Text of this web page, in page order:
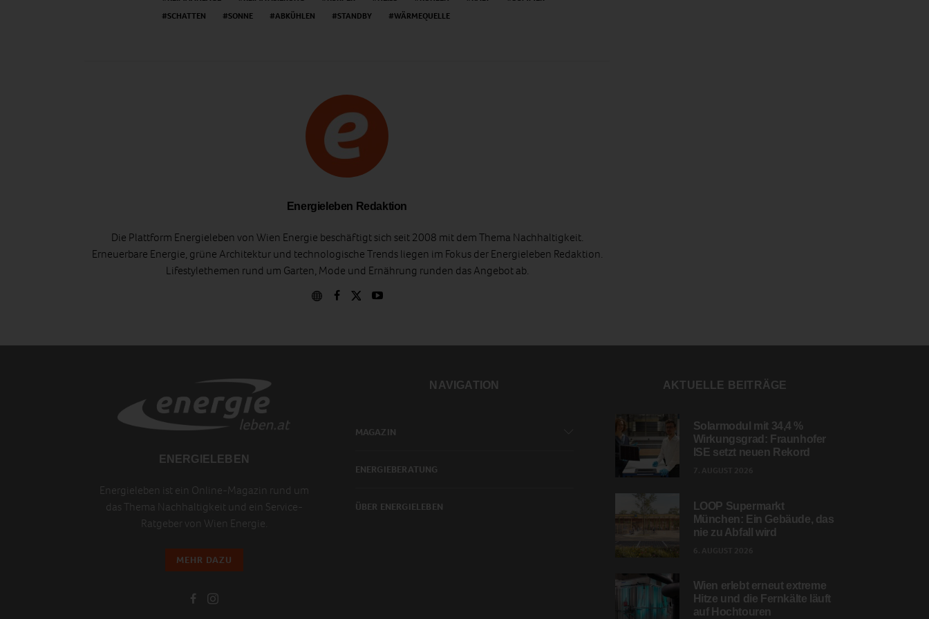
SCHATTEN
SONNE ABKÜHLEN STANDBY WÄRMEQUELLE
Energieleben Redaktion
Die Plattform Energieleben von Wien Energie beschäftigt sich seit 2008 mit dem Thema Nachhaltigkeit.
Erneuerbare Energie, grüne Architektur und technologische Trends liegen im Fokus der Energieleben Redaktion.
Lifestylethemen rund um Garten, Mode und Ernährung runden das Angebot ab.
ENERGIELEBEN
Energieleben ist ein Online-Magazin rund um
das Thema Nachhaltigkeit und ein Service-
Ratgeber von Wien Energie.
MEHR DAZU
NAVIGATION
MAGAZIN
ENERGIEBERATUNG
ÜBER ENERGIELEBEN
AKTUELLE BEITRÄGE
Solarmodul mit 34,4 %
Wirkungsgrad: Fraunhofer
ISE setzt neuen Rekord
LOOP Supermarkt
München: Ein Gebäude, das
nie zu Abfall wird
Wien erlebt erneut extreme
Hitze und die Fernkälte läuft
auf Hochtouren